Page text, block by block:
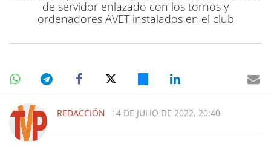
de servidor enlazado con los tornos y
ordenadores AVET instalados en el club
REDACCIÓN 14 DE JULIO DE 2022, 20:40